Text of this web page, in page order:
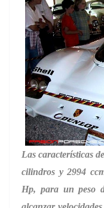
Las características
cilindros y 2994
Hp, para un peso